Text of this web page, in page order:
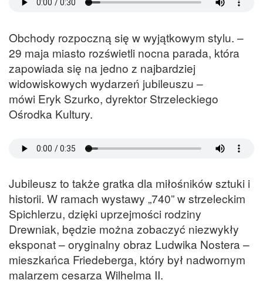
Obchody rozpoczną się w wyjątkowym stylu. –
29 maja miasto rozświetli nocna parada, która
zapowiada się na jedno z najbardziej
widowiskowych wydarzeń jubileuszu –
mówi Eryk Szurko, dyrektor Strzeleckiego
Ośrodka Kultury.
Jubileusz to także gratka dla miłośników sztuki i
historii. W ramach wystawy „740” w strzeleckim
Spichlerzu, dzięki uprzejmości rodziny
Drewniak, będzie można zobaczyć niezwykły
eksponat – oryginalny obraz Ludwika Nostera –
mieszkańca Friedeberga, który był nadwornym
malarzem cesarza Wilhelma II.